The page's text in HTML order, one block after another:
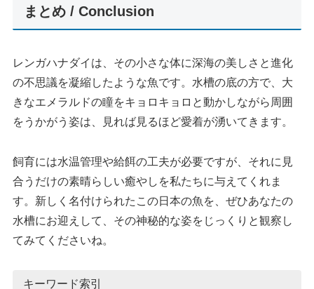
まとめ / Conclusion
レンガハナダイは、その小さな体に深海の美しさと進化
の不思議を凝縮したような魚です。水槽の底の方で、大
きなエメラルドの瞳をキョロキョロと動かしながら周囲
をうかがう姿は、見れば見るほど愛着が湧いてきます。
飼育には水温管理や給餌の工夫が必要ですが、それに見
合うだけの素晴らしい癒やしを私たちに与えてくれま
す。新しく名付けられたこの日本の魚を、ぜひあなたの
水槽にお迎えして、その神秘的な姿をじっくりと観察し
てみてくださいね。
キーワード索引